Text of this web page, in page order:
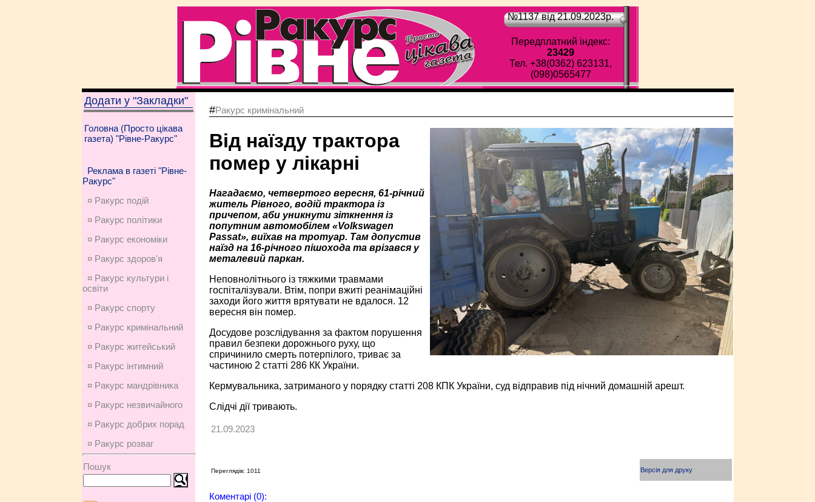
№1137 від 21.09.2023p.
Передплатний індекс:
23429
Тел. +38(0362) 623131,
(098)0565477
Додати у "Закладки"
Головна (Просто цікава
газета) "Рівне-Ракурс"
Реклама в газеті "Рівне-
Ракурс"
¤ Ракурс подій
¤ Ракурс політики
¤ Ракурс економiки
¤ Ракурс здоров'я
¤ Ракурс культури і
освіти
¤ Ракурс спорту
¤ Ракурс кримінальний
¤ Ракурс житейський
¤ Ракурс інтимний
¤ Ракурс мандрівника
¤ Ракурс незвичайного
¤ Ракурс добрих порад
¤ Ракурс розваг
Пошук
#Ракурс кримінальний
Від наїзду трактора
помер у лікарні
Нагадаємо, четвертого вересня, 61-річний
житель Рівного, водій трактора із
причепом, аби уникнути зіткнення із
попутним автомобілем «Volkswagen
Passat», виїхав на тротуар. Там допустив
наїзд на 16-річного пішохода та врізався у
металевий паркан.
Неповнолітнього із тяжкими травмами
госпіталізували. Втім, попри вжиті реанімаційні
заходи його життя врятувати не вдалося. 12
вересня він помер.
Досудове розслідування за фактом порушення
правил безпеки дорожнього руху, що
спричинило смерть потерпілого, триває за
частиною 2 статті 286 КК України.
Кермувальника, затриманого у порядку статті 208 КПК України, суд відправив під нічний домашній арешт.
Слідчі дії тривають.
21.09.2023
Переглядів: 1011 Версія для друку
Коментарі (0):